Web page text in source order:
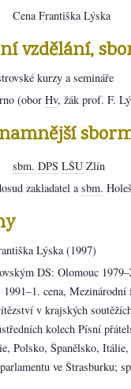
Cena Františka Lýska
vzdělání,
kurzy a semináře
(obor Hv, žák prof. F.
sbm. DPS LŠU Zlín
zakladatel a sbm.
Lýska (1997)
DS: Olomouc
cena,
v krajských
kolech Písní
Polsko, Španělsko,
ve Štrasburku;